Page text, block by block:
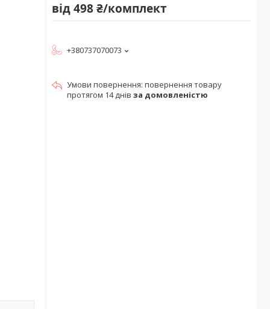
від498 ₴/комплект
+380737070073
повернення товару
протягом 14 днів за домовленістю